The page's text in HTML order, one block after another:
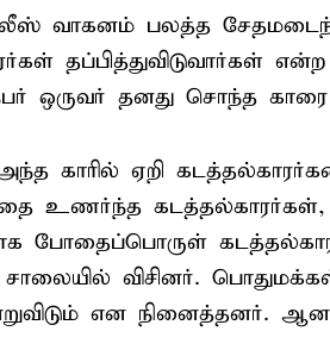
வாகனம் பலத்த சேதமடைந்து
தப்பித்துவிடுவார்கள்
ஒருவர் தனது சொந்த காரை
காரில் ஏறி
உணர்ந்த கடத்தல்காரர்கள்,
போதைப்பொருள்
சாலையில் விசினர்.
என நினைத்தனர்.